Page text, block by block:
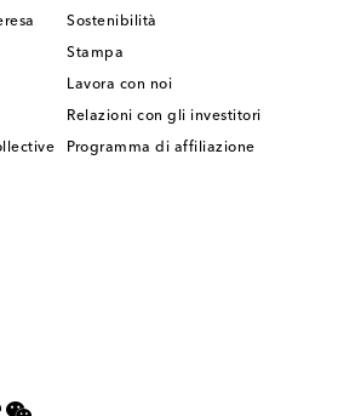
Sostenibilità
Stampa
Lavora con noi
Relazioni con gli investitori
Programma di affiliazione